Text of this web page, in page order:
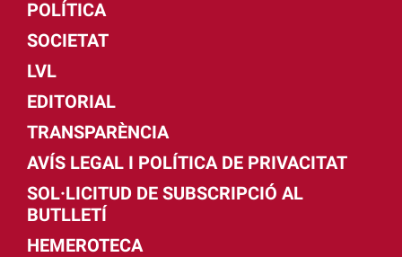
POLÍTICA
SOCIETAT
LVL
EDITORIAL
TRANSPARÈNCIA
AVÍS LEGAL I POLÍTICA DE PRIVACITAT
SOL·LICITUD DE SUBSCRIPCIÓ AL
BUTLLETÍ
HEMEROTECA